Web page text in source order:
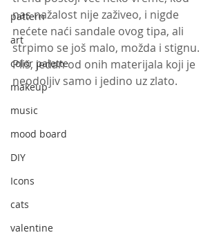
pattern
art
color palette
makeup
music
mood board
DIY
Icons
cats
valentine
nas nažalost nije zaživeo, i nigde
nećete naći sandale ovog tipa, ali
strpimo se još malo, možda i stignu.
Pliš, jedan od onih materijala koji je
neodoljiv samo i jedino uz zlato.